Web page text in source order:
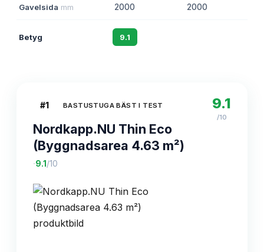
Gavelsida mm 2000 2000
Betyg 9.1
#1 BASTUSTUGA BÄST I TEST
Nordkapp.NU Thin Eco
(Byggnadsarea 4.63 m²)
·9.1 /10
9.1
/10